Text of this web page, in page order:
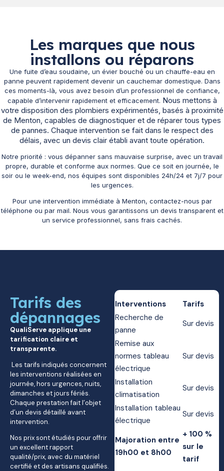
Les marques que nous
installons ou réparons
Une fuite d’eau soudaine, un évier bouché ou un chauffe-eau en
panne peuvent rapidement devenir un cauchemar domestique. Dans
ces moments-là, vous avez besoin d’un professionnel de confiance,
capable d’intervenir rapidement et efficacement. Nous mettons à
votre disposition des plombiers expérimentés, basés à proximité
de Menton, capables de diagnostiquer et de réparer tous types
de pannes. Chaque intervention se fait dans le respect des
délais, avec un devis clair établi avant toute opération.
Notre priorité : vous dépanner sans mauvaise surprise, avec un travail
propre, durable et conforme aux normes. Que ce soit en journée, le
soir ou le week-end, nos équipes sont disponibles 24h/24 et 7j/7 pour
les urgences.
Pour une intervention immédiate à Menton, contactez-nous par
téléphone ou par mail. Nous vous garantissons un devis transparent et
un service professionnel, sans frais cachés.
Tarifs des
dépannages
QualiServe applique une
tarification claire et
transparente.
Les tarifs indiqués concernent
les interventions réalisées en
journée, hors urgences, nuits,
dimanches et jours fériés.
Chaque prestation fait l’objet
d’un devis détaillé avant
intervention.
Nos prix sont étudiés pour offrir
un excellent rapport
qualité/prix, avec du matériel
certifié et des artisans qualifiés.
Interventions
Tarifs
Recherche de
panne
Sur devis
Remise aux
normes tableau
électrique
Sur devis
Installation
climatisation
Sur devis
Installation tableau
électrique
Sur devis
Majoration entre
19h00 et 8h00
+ 100 %
sur le
tarif